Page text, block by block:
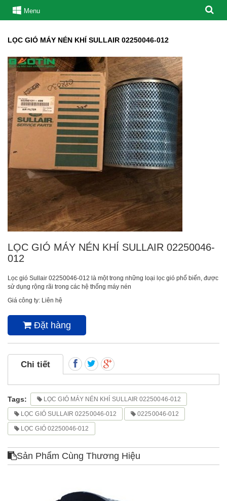
Menu
LỌC GIÓ MÁY NÉN KHÍ SULLAIR 02250046-012
LỌC GIÓ MÁY NÉN KHÍ SULLAIR 02250046-
012
Lọc gió Sullair 02250046-012 là một trong những loại lọc gió phổ biến, được
sử dụng rộng rãi trong các hệ thống máy nén
Giá công ty: Liên hệ
Đặt hàng
Chi tiết
Tags: LỌC GIÓ MÁY NÉN KHÍ SULLAIR 02250046-012
LỌC GIÓ SULLAIR 02250046-012 02250046-012
LỌC GIÓ 02250046-012
Sản Phẩm Cùng Thương Hiệu